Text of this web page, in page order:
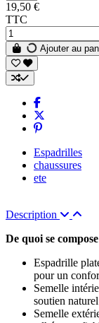
19,50 €
TTC
Ajouter au
Espadrilles
chaussures
ete
Description
De quoi se
Espadrille
pour un
Semelle
soutien
Semelle